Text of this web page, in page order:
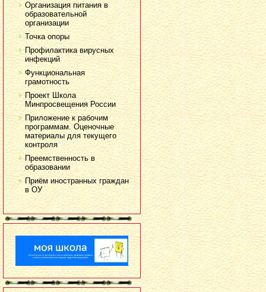
Организация питания в
образовательной
организации
Точка опоры
Профилактика вирусных
инфекций
Функциональная
грамотность
Проект Школа
Минпросвещения России
Приложение к рабочим
программам. Оценочные
материалы для текущего
контроля
Преемственность в
образовании
Приём иностранных граждан
в ОУ